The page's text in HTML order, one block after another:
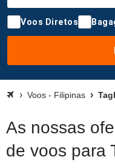
Voos Diretos
Voos - Filipinas
As nossas
de voos para